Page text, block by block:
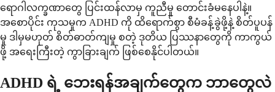
ရောဂါလက္ခဏာတွေ ပြင်းထန်လာမှ ကူညီမှု တောင်းခံမနေပါနဲ့။
အစောပိုင်း ကုသမှုက ADHD ကို ထိရောက်စွာ စီမံခန့်ခွဲဖို့နဲ့ စိတ်ပူပန်
မှု ဒါမှမဟုတ် စိတ်ဓာတ်ကျမှု စတဲ့ ဒုတိယ ပြဿနာတွေကို ကာကွယ်
ဖို့ အရေးကြီးတဲ့ ကွာခြားချက် ဖြစ်စေနိုင်ပါတယ်။
ADHD ရဲ့ ဘေးရန်အချက်တွေက ဘာတွေလဲ